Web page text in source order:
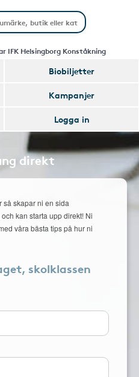
IFK Helsingborg Konståkning
Biobiljetter
Kampanjer
Logga in
direkt
så skapar ni en sida
kan starta upp direkt! Ni
våra bästa tips på hur ni
skolklassen